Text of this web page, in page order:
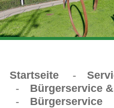
Startseite -
-
Bürgerservice
-
Bürgerservice